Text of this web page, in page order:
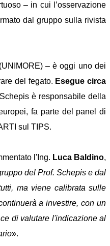
– in cui l’osservazione
dal gruppo sulla rivista
– è oggi uno dei
del fegato. Esegue circa
è responsabile della
fa parte del panel di
sul TIPS.
l'Ing. Luca Baldino,
del Prof. Schepis e dal
ma viene calibrata sulle
a investire, con un
di valutare l'indicazione al
».